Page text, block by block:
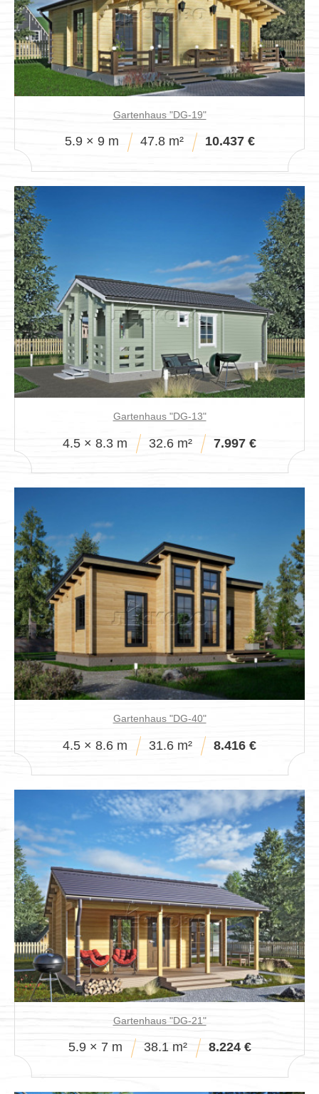
Verkaufspavillon
Gartenhaus "DG-19"
5.9 × 9 m 47.8 m² 10.437 €
Gartenhaus "DG-13"
4.5 × 8.3 m 32.6 m² 7.997 €
Gartenhaus "DG-40"
4.5 × 8.6 m 31.6 m² 8.416 €
Gartenhaus "DG-21"
5.9 × 7 m 38.1 m² 8.224 €